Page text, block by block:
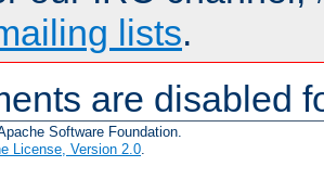
lists.
are disabled
Software Foundation.
License, Version 2.0.